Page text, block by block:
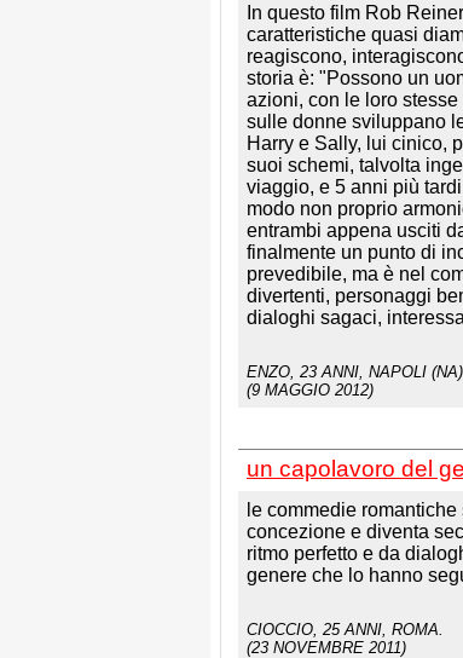
In questo film Rob
caratteristiche quasi
reagiscono,
storia è: "Possono un
azioni, con le loro
sulle donne sviluppano
Harry e Sally, lui cinico,
suoi schemi, talvolta
viaggio, e 5 anni più
modo non proprio
entrambi appena usciti
finalmente un punto di
prevedibile, ma è nel
divertenti, personaggi
dialoghi sagaci,
ENZO , 23 ANNI, NAPOLI (NA).
(9 MAGGIO 2012)
un capolavoro del
le commedie
concezione e diventa
ritmo perfetto e da
genere che lo hanno
CIOCCIO , 25 ANNI, ROMA.
(23 NOVEMBRE 2011)